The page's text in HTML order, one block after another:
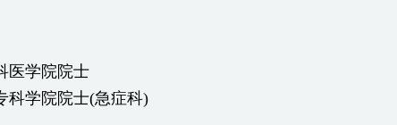
医学院院士
科学院院士(急症科)